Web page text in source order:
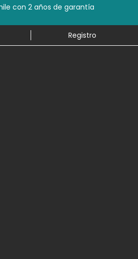
con 2 años de garantía
Registro